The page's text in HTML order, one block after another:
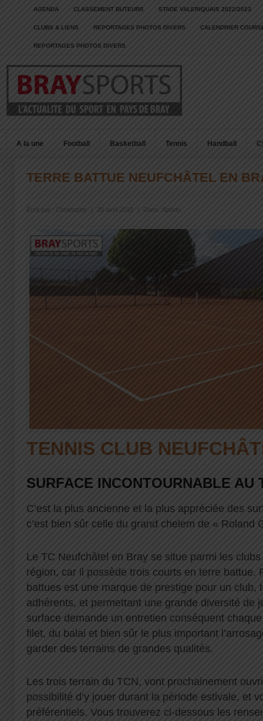
AGENDA CLASSEMENT BUTEURS STADE VALERIQUAIS 2022/2023
CLUBS & LIENS REPORTAGES PHOTOS DIVERS CALENDRIER
REPORTAGES PHOTOS DIVERS
A la une Football Basketball Tennis Handball
TERRE BATTUE NEUFCHÂTEL EN
Écrit par : Christophe 28 avril 2018 Dans : Sports
TENNIS CLUB
SURFACE INCONTOURNABLE AU
C’est la plus ancienne et la plus appréciée des
c’est bien sûr celle du grand chelem de « Roland
Le TC Neufchâtel en Bray se situe parmi les
région, car il possède trois courts en terre battue.
battues est une marque de prestige pour un club,
adhérents, et permettant une grande diversité de
surface demande un entretien conséquent
filet, du balai et bien sûr le plus important
garder des terrains de grandes qualités.
Les trois terrain du TCN, vont prochainement
possibilité d’y jouer durant la période estivale, et
préférentiels. Vous trouverez ci-dessous les